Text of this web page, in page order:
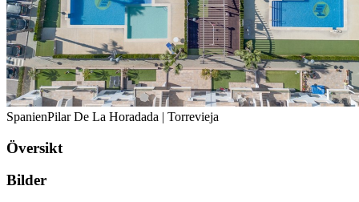
SpanienPilar De La Horadada | Torrevieja
Översikt
Bilder